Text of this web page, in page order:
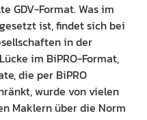
GDV-Format. Was im
ist, findet sich bei
in der
im BiPRO-Format,
die per BiPRO
wurde von vielen
Maklern über die Norm